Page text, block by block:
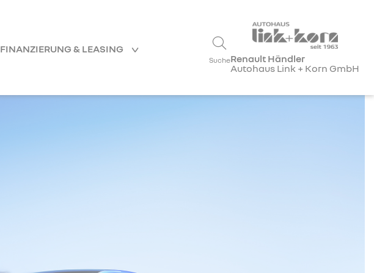
FINANZIERUNG & LEASING
SucheRenault Händler
Autohaus Link + Korn GmbH